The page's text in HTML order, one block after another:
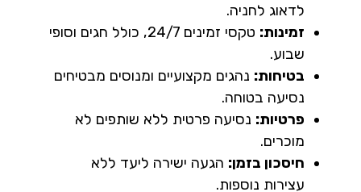
לדאוג לחניה.
זמינות:
טקסי זמינים 24/7, כולל חגים וסופי
שבוע.
בטיחות: נהגים מקצועיים ומנוסים מבטיחים
נסיעה בטוחה.
פרטיות: נסיעה פרטית ללא שותפים לא
מוכרים.
חיסכון בזמן: הגעה ישירה ליעד ללא
עצירות נוספות.